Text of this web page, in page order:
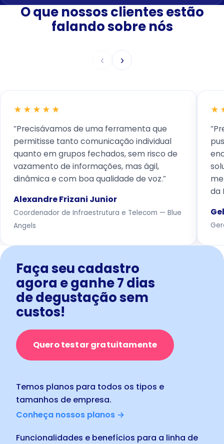
O que nossos clientes estão
falando sobre nós
‹ ›
★★★★★
“Precisávamos de uma ferramenta que
permitisse tanto comunicação individual
quanto em grupos fechados, sem risco de
vazamento de informações, mas ágil,
dinâmica e com boa qualidade de voz.”
Alexandre Frizani Junior
Coordenador de Infraestrutura e Telecom — Blue
Angels
da
Faça seu cadastro
agora e ganhe 7 dias
de degustação sem
custos!
Quero testar gratuitamente
Temos planos para todos os tipos e
tamanhos de empresa.
Conheça nossos planos →
Funcionalidades e benefícios para a linha de